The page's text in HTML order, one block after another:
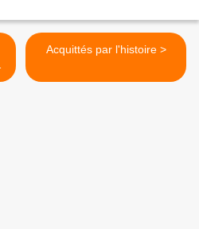
Acquittés par l'histoire >